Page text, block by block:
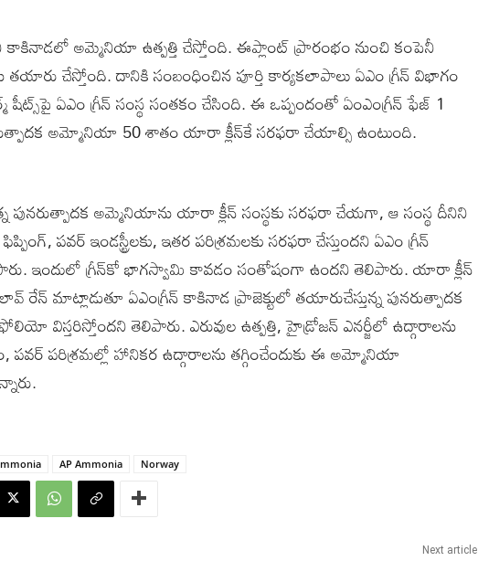
కాకినాడలో అమ్మెనియా ఉత్పత్తి చేస్తోంది. ఈప్లాంట్ ప్రారంభం నుంచి కంపెనీ
చేస్తోంది. దానికి సంబంధించిన పూర్తి కార్యకలాపాలు ఏఎం గ్రీన్ విభాగం
షీట్స్‌పై ఏఎం గ్రీన్‌ సంస్థ సంతకం చేసింది. ఈ ఒప్పందంతో ఏంఎంగ్రీన్ ఫేజ్ 1
అమ్మోనియా 50 శాతం యారా క్లీన్‌కే సరఫరా చేయాల్సి ఉంటుంది.
పునరుత్పాదక అమ్మెనియాను యారా క్లీన్‌ సంస్థకు సరఫరా చేయగా, ఆ సంస్థ దీనిని
పవర్‌ ఇండస్ట్రీలకు, ఇతర పరిశ్రమలకు సరఫరా చేస్తుందని ఏఎం గ్రీన్‌
ఇందులో గ్రీన్‌కో భాగస్వామి కావడం సంతోషంగా ఉందని తెలిపారు. యారా క్లీన్‌
మాట్లాడుతూ ఏఎంగ్రీన్ కాకినాడ ప్రాజెక్టులో తయారుచేస్తున్న పునరుత్పాదక
విస్తరిస్తోందని తెలిపారు. ఎరువుల ఉత్పత్తి, హైడ్రోజన్ ఎనర్జీలో ఉద్గారాలను
పవర్ పరిశ్రమల్లో హానికర ఉద్గారాలను తగ్గించేందుకు ఈ అమ్మోనియా
AP Ammonia Norway
Next article